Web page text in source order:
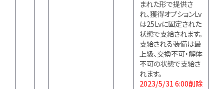
まれた形で提供さ
れ、獲得オプションLv
は25Lvに固定された
状態で支給されます。
支給される装備は最
上級、交換不可・解体
不可の状態で支給さ
れます。
2023/5/31 6:00削除